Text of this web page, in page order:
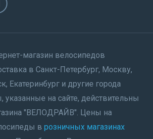
магазин велосипедов
в Санкт-Петербург, Москву,
Екатеринбург и другие города
указанные на сайте, действительны
"ВЕЛОДРАЙВ". Цены на
в розничных магазинах